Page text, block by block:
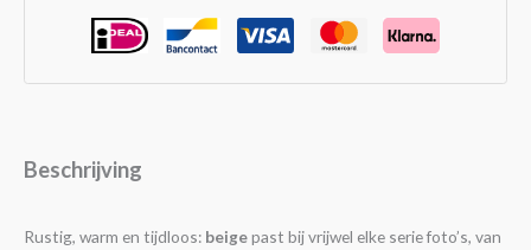
Beschrijving
Rustig, warm en tijdloos: beigepast bij vrijwel elke serie foto’s, van